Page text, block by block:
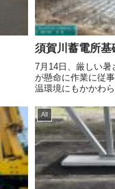
須賀川蓄電所基
7月14日、厳しい
が懸命に作業に従
温環境にもかかわ
行しております。
All